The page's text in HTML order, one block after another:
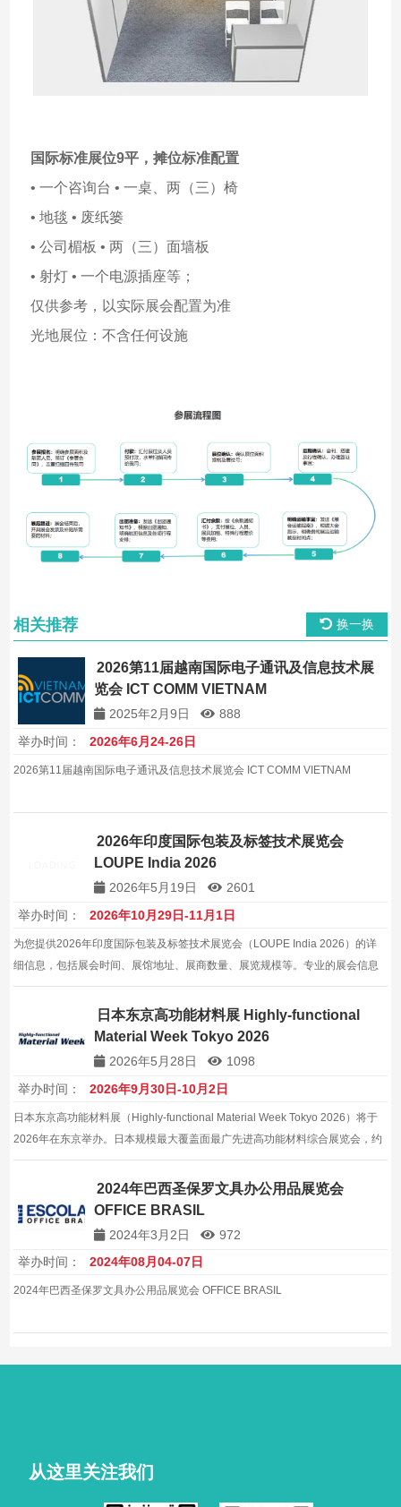
国际标准展位9平，摊位标准配置
• 一个咨询台 • 一桌、两（三）椅
• 地毯 • 废纸篓
• 公司楣板 • 两（三）面墙板
• 射灯 • 一个电源插座等；
仅供参考，以实际展会配置为准
光地展位：不含任何设施
相关推荐 换一换
2026第11届越南国际电子通讯及信息技术展
览会 ICT COMM VIETNAM
2025年2月9日
888
举办时间：
2026年6月24-26日
2026第11届越南国际电子通讯及信息技术展览会 ICT COMM VIETNAM
2026年印度国际包装及标签技术展览会
LOUPE India 2026
2026年5月19日
2601
举办时间：
2026年10月29日-11月1日
为您提供2026年印度国际包装及标签技术展览会（LOUPE India 2026）的详
细信息，包括展会时间、展馆地址、展商数量、展览规模等。专业的展会信息
服务，帮助企业拓展印度及全球包装机械市场。
日本东京高功能材料展 Highly-functional
Material Week Tokyo 2026
2026年5月28日
1098
举办时间：
2026年9月30日-10月2日
日本东京高功能材料展（Highly-functional Material Week Tokyo 2026）将于
2026年在东京举办。日本规模最大覆盖面最广先进高功能材料综合展览会，约
800家展商，约40000平方米。
2024年巴西圣保罗文具办公用品展览会
OFFICE BRASIL
2024年3月2日
972
举办时间：
2024年08月04-07日
2024年巴西圣保罗文具办公用品展览会 OFFICE BRASIL
从这里关注我们